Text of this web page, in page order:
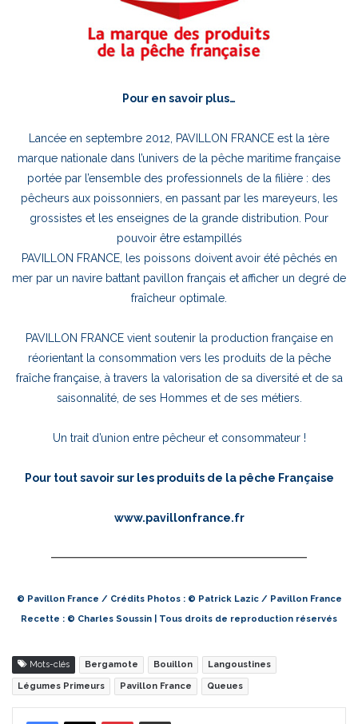
Pour en savoir plus…
Lancée en septembre 2012, PAVILLON FRANCE est la 1ère
marque nationale dans l’univers de la pêche maritime française
portée par l’ensemble des professionnels de la filière : des
pêcheurs aux poissonniers, en passant par les mareyeurs, les
grossistes et les enseignes de la grande distribution. Pour
pouvoir être estampillés
PAVILLON FRANCE, les poissons doivent avoir été pêchés en
mer par un navire battant pavillon français et afficher un degré de
fraîcheur optimale.
PAVILLON FRANCE vient soutenir la production française en
réorientant la consommation vers les produits de la pêche
fraîche française, à travers la valorisation de sa diversité et de sa
saisonnalité, de ses Hommes et de ses métiers.
Un trait d’union entre pêcheur et consommateur !
Pour tout savoir sur les produits de la pêche Française
www.pavillonfrance.fr
© Pavillon France / Crédits Photos : © Patrick Lazic / Pavillon France
Recette : © Charles Soussin | Tous droits de reproduction réservés
Mots-clés Bergamote Bouillon Langoustines
Légumes Primeurs Pavillon France Queues